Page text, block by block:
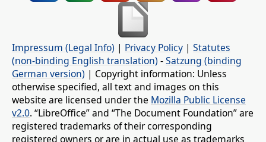
Impressum (Legal Info) | Privacy Policy | Statutes
(non-binding English translation) -Satzung (binding
German version) | Copyright information: Unless
otherwise specified, all text and images on this
website are licensed under the Mozilla Public License
v2.0. “LibreOffice” and “The Document Foundation” are
registered trademarks of their corresponding
registered owners or are in actual use as trademarks